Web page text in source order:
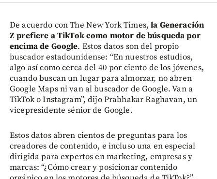
De acuerdo con The New York Times,la Generación
Z prefiere a TikTok como motor de búsqueda por
encima de Google. Estos datos son del propio
buscador estadounidense: “En nuestros estudios,
algo así como cerca del 40 por ciento de los jóvenes,
cuando buscan un lugar para almorzar, no abren
Google Maps ni van al buscador de Google. Van a
TikTok o Instagram”, dijo Prabhakar Raghavan, un
vicepresidente sénior de Google.
Estos datos abren cientos de preguntas para los
creadores de contenido, e incluso una en especial
dirigida para expertos en marketing, empresas y
marcas: “¿Cómo crear y posicionar contenido